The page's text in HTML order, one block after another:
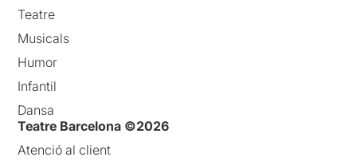
Teatre
Musicals
Humor
Infantil
Dansa
Teatre Barcelona ©2026
Atenció al client